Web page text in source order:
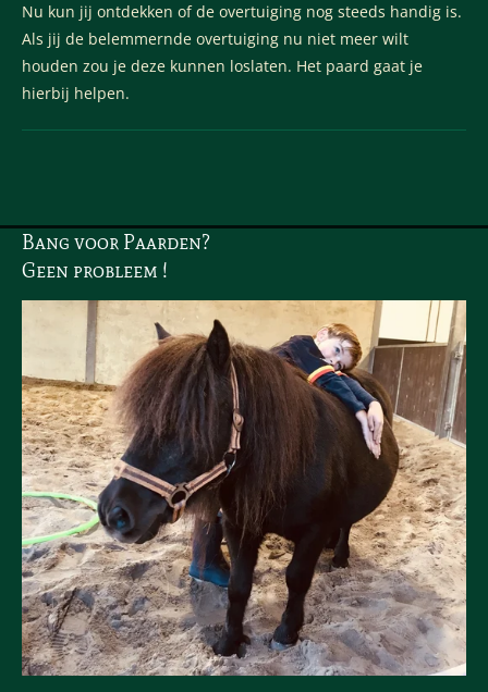
Nu kun jij ontdekken of de overtuiging nog steeds handig is.
Als jij de belemmernde overtuiging nu niet meer wilt
houden zou je deze kunnen loslaten. Het paard gaat je
hierbij helpen.
Bang voor Paarden?
Geen probleem !